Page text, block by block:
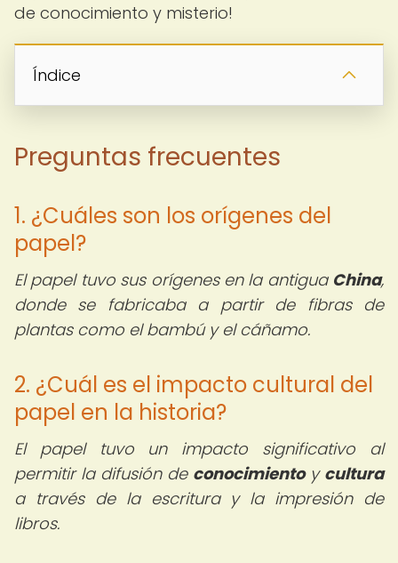
de conocimiento y misterio!
Índice
Preguntas frecuentes
1. ¿Cuáles son los orígenes del
papel?
El papel tuvo sus orígenes en la antigua China,
donde se fabricaba a partir de fibras de
plantas como el bambú y el cáñamo.
2. ¿Cuál es el impacto cultural del
papel en la historia?
El papel tuvo un impacto significativo al
permitir la difusión de conocimientoy cultura
a través de la escritura y la impresión de
libros.